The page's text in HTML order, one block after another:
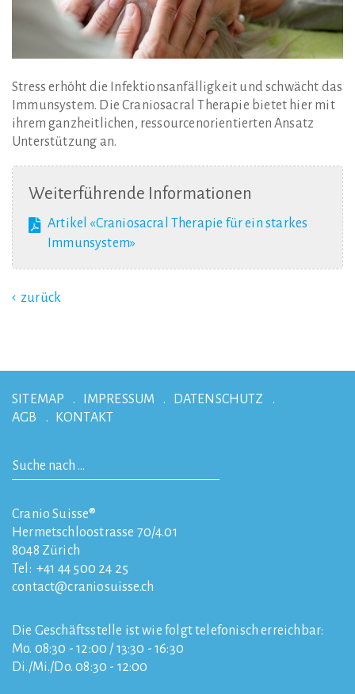
Stress erhöht die Infektionsanfälligkeit und schwächt das
Immunsystem. Die Craniosacral Therapie bietet hier mit
ihrem ganzheitlichen, ressourcenorientierten Ansatz
Unterstützung an.
Weiterführende Informationen
Artikel «Craniosacral Therapie für ein starkes
Immunsystem»
zurück
SITEMAP IMPRESSUM
DATENSCHUTZ
AGB
KONTAKT
Cranio Suisse®
Hermetschloostrasse 70/4.01
8048 Zürich
Tel: +41 44 500 24 25
contact
craniosuisse.ch
Die Geschäftsstelle ist wie folgt telefonisch erreichbar:
Mo. 08:30 - 12:00 / 13:30 - 16:30
Di./Mi./Do. 08:30 - 12:00